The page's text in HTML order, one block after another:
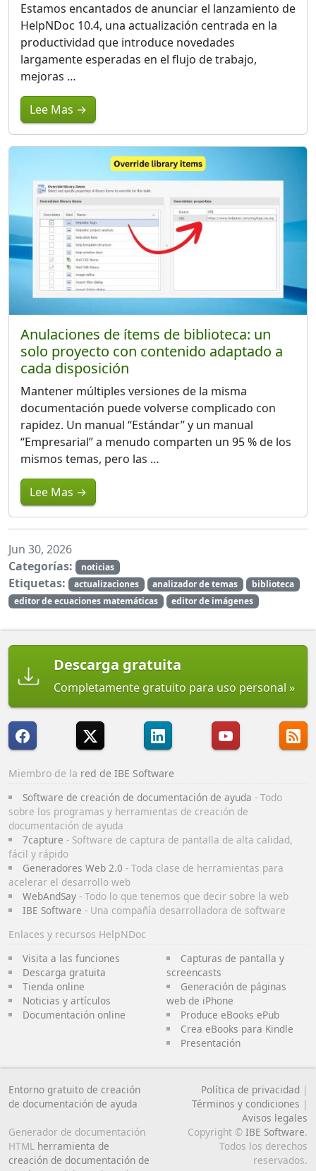
Estamos encantados de anunciar el lanzamiento de
HelpNDoc 10.4, una actualización centrada en la
productividad que introduce novedades
largamente esperadas en el flujo de trabajo,
mejoras …
Lee Mas →
Anulaciones de ítems de biblioteca: un
solo proyecto con contenido adaptado a
cada disposición
Mantener múltiples versiones de la misma
documentación puede volverse complicado con
rapidez. Un manual “Estándar” y un manual
“Empresarial” a menudo comparten un 95 % de los
mismos temas, pero las …
Lee Mas →
Jun 30, 2026
Categorías:
noticias
Etiquetas: actualizaciones analizador de temas
biblioteca
editor de ecuaciones matemáticas
editor de imágenes
Descarga gratuita
Completamente gratuito para uso personal
Miembro de la red de IBE Software
Software de creación de documentación de ayuda - Todo
sobre los programas y herramientas de creación de
documentación de ayuda
7capture - Software de captura de pantalla de alta calidad,
fácil y rápido
Generadores Web 2.0 - Toda clase de herramientas para
acelerar el desarrollo web
WebAndSay- Todo lo que tenemos que decir sobre la web
IBE Software - Una compañía desarrolladora de software
Enlaces y recursos HelpNDoc
Visita a las funciones
Descarga gratuita
Tienda online
Noticias y artículos
Documentación online
Capturas de pantalla y
screencasts
Generación de páginas
web de iPhone
Produce eBooks ePub
Crea eBooks para Kindle
Presentación
Entorno gratuito de creación
de documentación de ayuda
Política de privacidad |
Términos y condiciones |
Avisos legales
Generador de documentación
HTML herramienta de
creación de documentación de
Copyright © IBE Software.
Todos los derechos
reservados.